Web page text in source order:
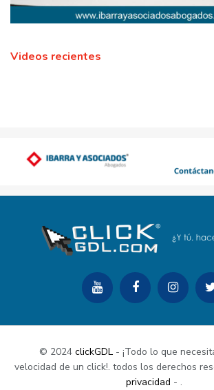
Videos recientes
© 2024 clickGDL - ¡Todo lo que
velocidad de un click!. todos los derechos
privacidad - .